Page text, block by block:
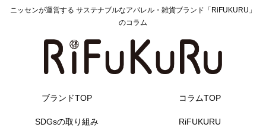
ニッセンが運営する サステナブルなアパレル・雑貨ブランド「RiFUKURU」
のコラム
ブランドTOP コラムTOP
SDGsの取り組み RiFUKURU